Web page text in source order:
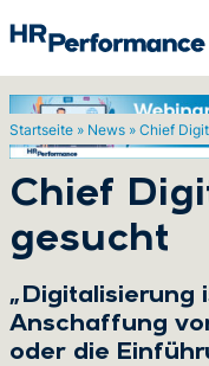
Startseite » News » Chief
Chief
gesucht
„Digitalisierung
Anschaffung
oder die